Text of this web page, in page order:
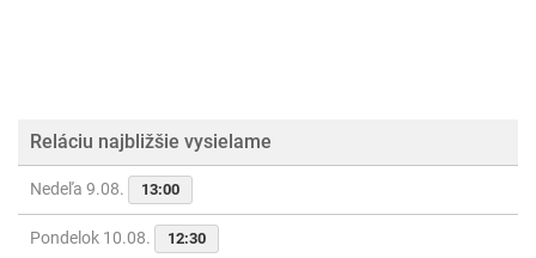
Reláciu najbližšie vysielame
Nedeľa 9.08. 13:00
Pondelok 10.08. 12:30